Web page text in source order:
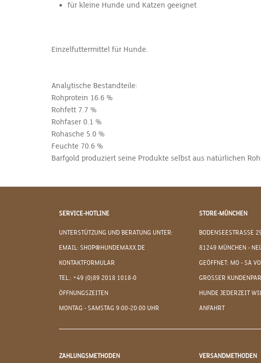
für kleine Hunde und Katzen geeignet
Einzelfuttermittel für Hunde.
Analytische Bestandteile:
Rohprotein 16.6 %
Rohfett 7.7 %
Rohfaser 0.1 %
Rohasche 5.0 %
Feuchte 70.6 %
Barfgold produziert seine Produkte selbst aus natürlichen
SERVICE-HOTLINE
UNTERSTÜTZUNG UND BERATUNG UNTER:
EMAIL: SHOP@HUNDEMAXX.DE
KONTAKTFORMULAR
TEL.: +49 (0)89 2018 1018-0
ÖFFNUNGSZEITEN
MONTAG - SAMSTAG 9:00-20:00 UHR
STORE-MÜNCHEN
BODENSEESTRASSE
81249 MÜNCHEN -
GEÖFFNET: MO - SA
GROSSER
HUNDE JEDERZEIT
ANFAHRT
ZAHLUNGSMETHODEN VERSANDMETHODEN